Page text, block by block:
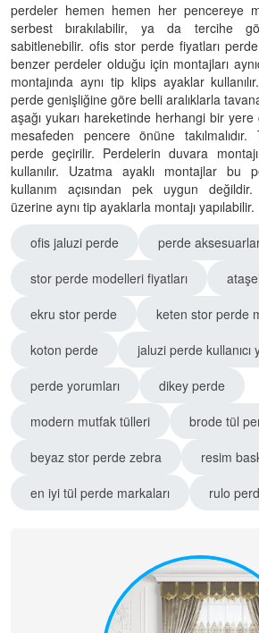
perdeler hemen hemen her pencereye
serbest bırakılabilir, ya da tercihe
sabitlenebilir. ofis stor perde fiyatları
benzer perdeler olduğu için montajları
montajında aynı tip klips ayaklar
perde genişliğine göre belli aralıklarla
aşağı yukarı hareketinde herhangi bir
mesafeden pencere önüne
perde geçirilir. Perdelerin duvara
kullanılır. Uzatma ayaklı montajlar bu
kullanım açısından pek uygun
üzerine aynı tip ayaklarla montajı yapılabilir.
ofis jaluzi perde
perde
stor perde modelleri fiyatları
ekru stor perde
keten stor perde
koton perde
jaluzi perde kullanıcı
perde yorumları
dikey perde
modern mutfak tülleri
brode tül
beyaz stor perde zebra
resim
en iyi tül perde markaları
rulo